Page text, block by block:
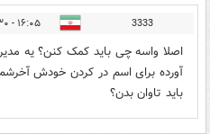
3333 ۱۶:۰۵ - ۱۳۹۵/۱۲/۳۰
آورده برای اسم در کردن خودش
باید تاوان بدن؟